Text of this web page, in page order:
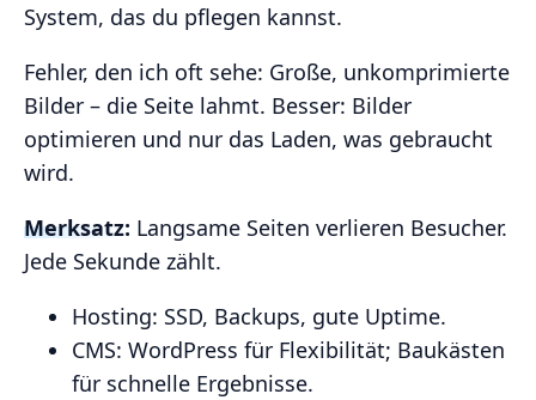
System, das du pflegen kannst.
Fehler, den ich oft sehe: Große, unkomprimierte
Bilder – die Seite lahmt. Besser: Bilder
optimieren und nur das Laden, was gebraucht
wird.
Merksatz: Langsame Seiten verlieren Besucher.
Jede Sekunde zählt.
Hosting: SSD, Backups, gute Uptime.
CMS: WordPress für Flexibilität; Baukästen
für schnelle Ergebnisse.